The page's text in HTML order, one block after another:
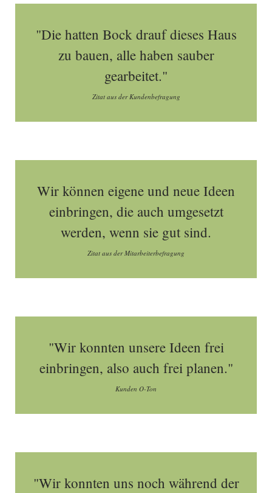
"Die hatten Bock drauf dieses Haus
zu bauen, alle haben sauber
gearbeitet."
Zitat aus der Kundenbefragung
Wir können eigene und neue Ideen
einbringen, die auch umgesetzt
werden, wenn sie gut sind.
Zitat aus der Mitarbeiterbefragung
"Wir konnten unsere Ideen frei
einbringen, also auch frei planen."
Kunden O-Ton
"Wir konnten uns noch während der